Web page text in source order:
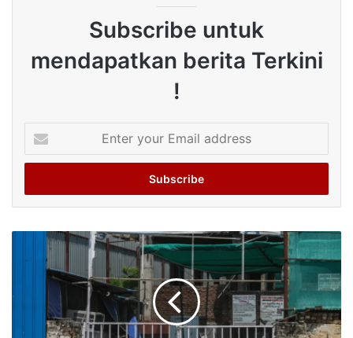
Subscribe untuk
mendapatkan berita Terkini
!
your
Email